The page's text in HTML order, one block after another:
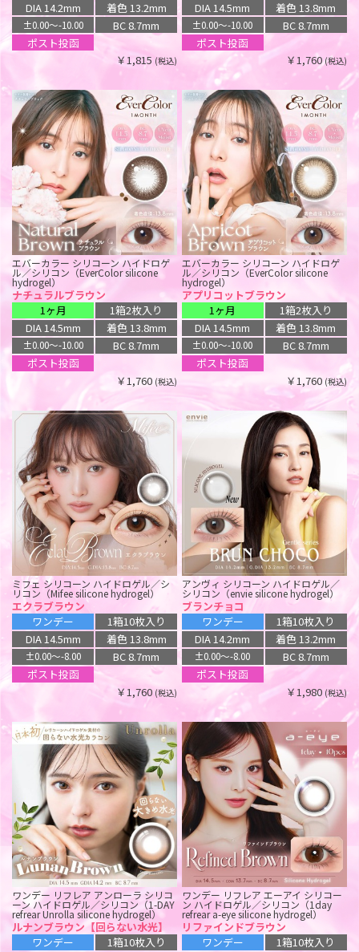
DIA 14.2mm 着色 13.2mm
±0.00〜-10.00
BC 8.7mm
ポスト投函
￥1,815 (税込)
DIA 14.5mm 着色 13.8mm
±0.00〜-10.00
BC 8.7mm
ポスト投函
￥1,760(税込)
エバーカラー シリコーン ハイドロゲ
ル／シリコン（EverColor silicone
hydrogel）
ナチュラルブラウン
1ヶ月
1箱2枚入り
DIA 14.5mm
着色 13.8mm
±0.00〜-10.00
BC 8.7mm
ポスト投函
￥1,760 (税込)
エバーカラー シリコーン ハイドロゲ
ル／シリコン（EverColor silicone
hydrogel）
アプリコットブラウン
1ヶ月
1箱2枚入り
DIA 14.5mm
着色 13.8mm
±0.00〜-10.00
BC 8.7mm
ポスト投函
￥1,760 (税込)
ミフェ シリコーン ハイドロゲル／シ
リコン（Mifee silicone hydrogel）
エクラブラウン
ワンデー
1箱10枚入り
DIA 14.5mm
着色 13.8mm
±0.00〜-8.00
BC 8.7mm
ポスト投函
￥1,760(税込)
アンヴィ シリコーン ハイドロゲル／
シリコン（envie silicone hydrogel）
ブランチョコ
ワンデー
1箱10枚入り
DIA 14.2mm
着色 13.2mm
±0.00〜-8.00
BC 8.7mm
ポスト投函
￥1,980 (税込)
ワンデー リフレア アンローラ シリコ
ーン ハイドロゲル／シリコン（1-DAY
refrear Unrolla silicone hydrogel）
ルナンブラウン【回らない水光】
ワンデー
1箱10枚入り
ワンデー リフレア エーアイ シリコー
ン ハイドロゲル／シリコン（1day
refrear a-eye silicone hydrogel）
リファインドブラウン
ワンデー
1箱10枚入り
ル シリコーン ハイドロゲル／シリコ
ン（LuMia comfort 1day CIRCLE
silicone hydrogel）
コットンオリーブ
1箱10枚入り
着色 13.2mm
±0.00〜-9.50
BC 8.8mm
ポスト投函
￥1,980(税込)
ル シリコーン ハイドロゲル／シリコ
ン（LuMia comfort 1day CIRCLE
silicone hydrogel）
メロウカーキ
ワンデー
1箱10枚入り
DIA 14.1mm
着色 13.2mm
±0.00〜-9.50
BC 8.8mm
ポスト投函
￥1,980(税込)
ルミア コンフォート 2ウィーク サー
クル シリコーン ハイドロゲル／シリ
コン（LuMia comfort 2week CIRCLE
silicone hydrogel）
メロウカーキ
1箱6枚入り
DIA 14.1mm
着色 13.2mm
±0.00〜-9.50
BC 8.8mm
ポスト投函
￥2,750
ラルム シリコーン ハイドロゲル／シ
リコン（LARME SILICONE
HYDROGEL）
コズミックモーヴ
1箱10枚入り
着色 13.0mm
±0.00〜-10.00
BC 8.7mm
ポスト投函
￥1,760